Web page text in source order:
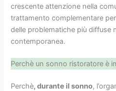
crescente attenzione nella
trattamento complementare
delle problematiche più diffuse
contemporanea.
Perchè un sonno ristoratore è
Perchè, durante il sonno,